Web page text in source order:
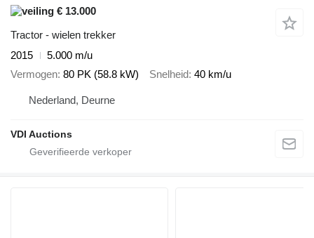
€ 13.000
Tractor - wielen trekker
2015
5.000 m/u
Vermogen 80 PK (58.8 kW) Snelheid 40 km/u
Nederland, Deurne
VDI Auctions